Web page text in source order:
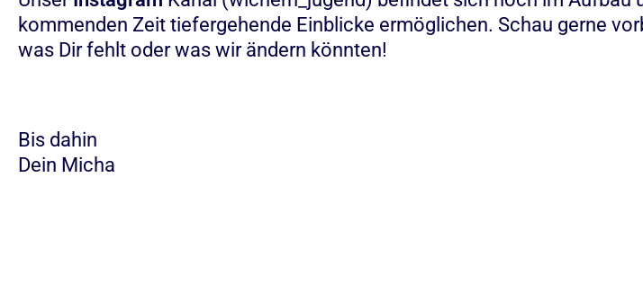
kommenden Zeit tiefergehende Einblicke ermöglichen. Schau gerne
was Dir fehlt oder was wir ändern könnten!
Bis dahin
Dein Micha